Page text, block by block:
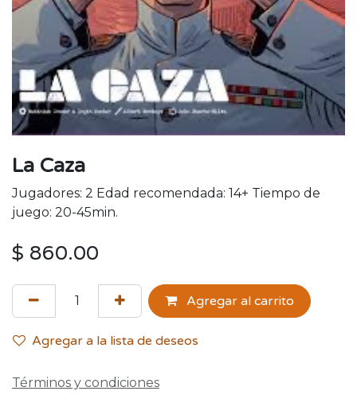
La Caza
Jugadores: 2 Edad recomendada: 14+ Tiempo de
juego: 20-45min.
$ 860.00
Agregar al carrito
Agregar a la lista de deseos
Términos y condiciones